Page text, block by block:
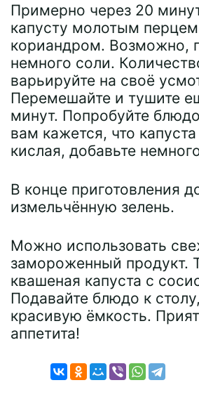
Примерно через 20
капусту молотым
кориандром. Возможно,
немного соли.
варьируйте на своё
Перемешайте и тушите
минут. Попробуйте
вам кажется, что
кислая, добавьте
В конце приготовления
измельчённую зелень.
Можно использовать
замороженный продукт.
квашеная капуста с
Подавайте блюдо к
красивую ёмкость.
аппетита!